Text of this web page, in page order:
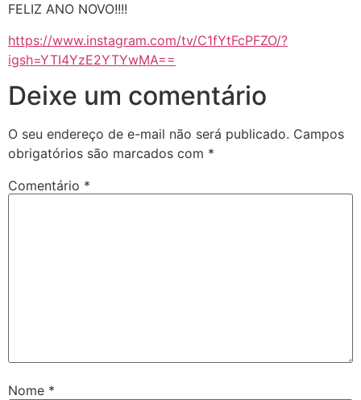
FELIZ ANO NOVO!!!!
https://www.instagram.com/tv/C1fYtFcPFZO/?
igsh=YTI4YzE2YTYwMA==
Deixe um comentário
O seu endereço de e-mail não será publicado. Campos
obrigatórios são marcados com *
Comentário *
Nome *